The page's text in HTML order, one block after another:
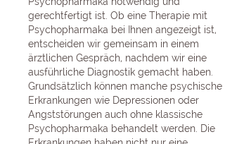
gerechtfertigt ist. Ob eine Therapie mit
Psychopharmaka bei Ihnen angezeigt ist,
entscheiden wir gemeinsam in einem
ärztlichen Gespräch, nachdem wir eine
ausführliche Diagnostik gemacht haben.
Grundsätzlich können manche psychische
Erkrankungen wie Depressionen oder
Angststörungen auch ohne klassische
Psychopharmaka behandelt werden. Die